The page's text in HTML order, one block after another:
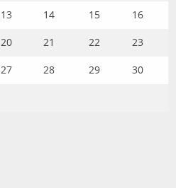
13 14 15 16
20 21 22 23
27 28 29 30